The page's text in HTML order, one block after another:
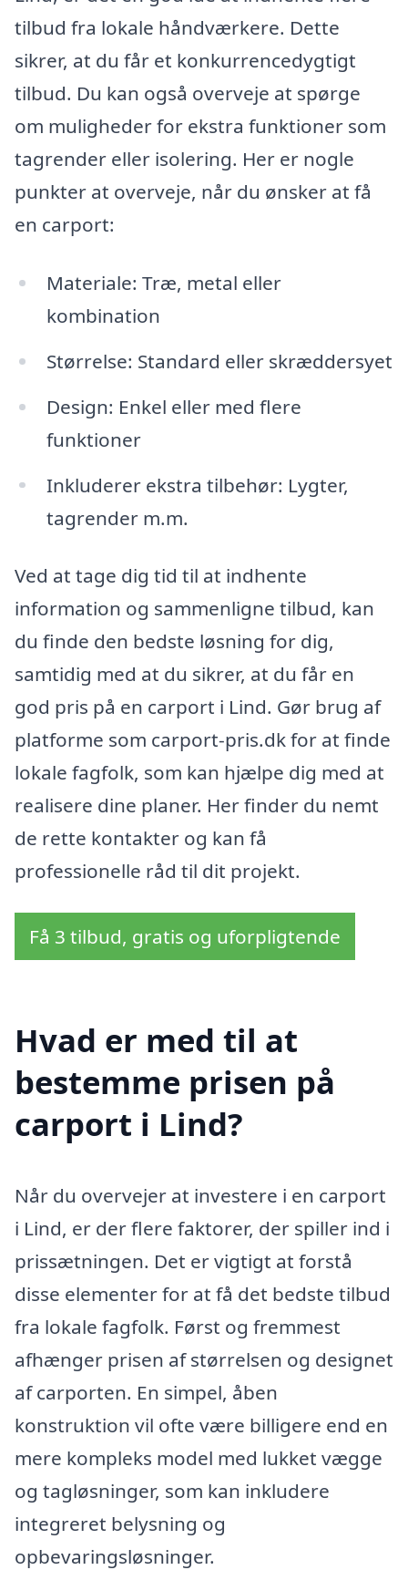
tilbud fra lokale håndværkere. Dette
sikrer, at du får et konkurrencedygtigt
tilbud. Du kan også overveje at spørge
om muligheder for ekstra funktioner som
tagrender eller isolering. Her er nogle
punkter at overveje, når du ønsker at få
en carport:
Materiale: Træ, metal eller
kombination
Størrelse: Standard eller skræddersyet
Design: Enkel eller med flere
funktioner
Inkluderer ekstra tilbehør: Lygter,
tagrender m.m.
Ved at tage dig tid til at indhente
information og sammenligne tilbud, kan
du finde den bedste løsning for dig,
samtidig med at du sikrer, at du får en
god pris på en carport i Lind. Gør brug af
platforme som carport-pris.dk for at finde
lokale fagfolk, som kan hjælpe dig med at
realisere dine planer. Her finder du nemt
de rette kontakter og kan få
professionelle råd til dit projekt.
Få 3 tilbud, gratis og uforpligtende
Hvad er med til at
bestemme prisen på
carport i Lind?
Når du overvejer at investere i en carport
i Lind, er der flere faktorer, der spiller ind i
prissætningen. Det er vigtigt at forstå
disse elementer for at få det bedste tilbud
fra lokale fagfolk. Først og fremmest
afhænger prisen af størrelsen og designet
af carporten. En simpel, åben
konstruktion vil ofte være billigere end en
mere kompleks model med lukket vægge
og tagløsninger, som kan inkludere
integreret belysning og
opbevaringsløsninger.